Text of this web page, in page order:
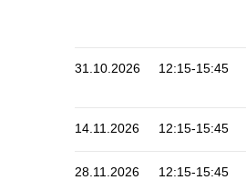
31.10.2026 12:15-15:45
14.11.2026 12:15-15:45
28.11.2026 12:15-15:45